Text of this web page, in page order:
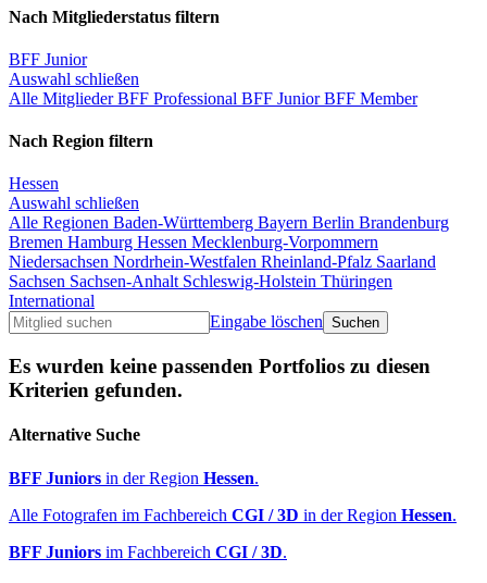
Nach Mitgliederstatus filtern
BFF Junior
Auswahl schließen
Alle MitgliederBFF Professional BFF JuniorBFF Member
Nach Region filtern
Hessen
Auswahl schließen
Alle Regionen Baden-Württemberg Bayern Berlin Brandenburg
Bremen Hamburg Hessen Mecklenburg-Vorpommern
Niedersachsen Nordrhein-Westfalen Rheinland-Pfalz Saarland
Sachsen Sachsen-Anhalt Schleswig-Holstein Thüringen
International
Eingabe löschen
Es wurden keine passenden Portfolios zu diesen
Kriterien gefunden.
Alternative Suche
BFF Juniors in der Region Hessen.
Alle Fotografen im Fachbereich CGI / 3D in der Region Hessen.
BFF Juniors im Fachbereich CGI / 3D.